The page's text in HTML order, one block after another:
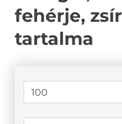
fehérje,
tartalma